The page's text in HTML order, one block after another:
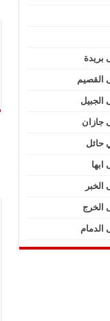
القصيم
جازان
حائل
الخرج